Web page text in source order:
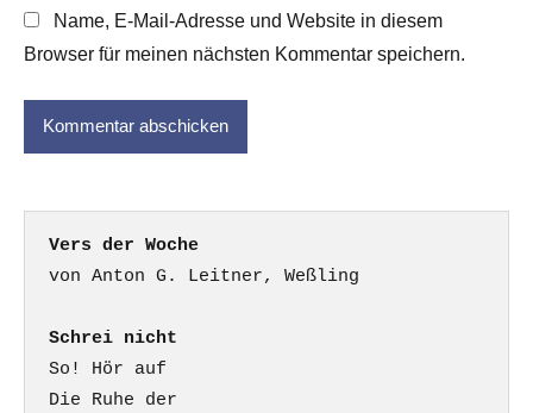
Name, E-Mail-Adresse und Website in diesem
Browser für meinen nächsten Kommentar speichern.
Vers der Woche
Schrei nicht
So! Hör auf
Die Ruhe der